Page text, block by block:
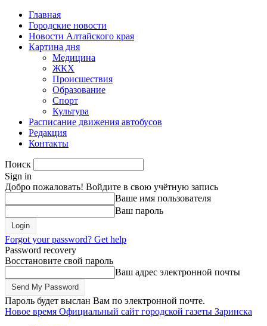
Главная
Городские новости
Новости Алтайского края
Картина дня
Медицина
ЖКХ
Происшествия
Образование
Спорт
Культура
Расписание движения автобусов
Редакция
Контакты
Поиск
Sign in
Добро пожаловать! Войдите в свою учётную запись
Ваше имя пользователя
Ваш пароль
Forgot your password? Get help
Password recovery
Восстановите свой пароль
Ваш адрес электронной почты
Пароль будет выслан Вам по электронной почте.
Новое время Официальный сайт городской газеты Заринска